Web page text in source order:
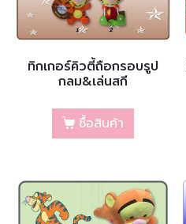
ทิกเกอร์คิวตี้ถือกรอบรูป
กลม&เล่นสกี
ซื้อสินค้า